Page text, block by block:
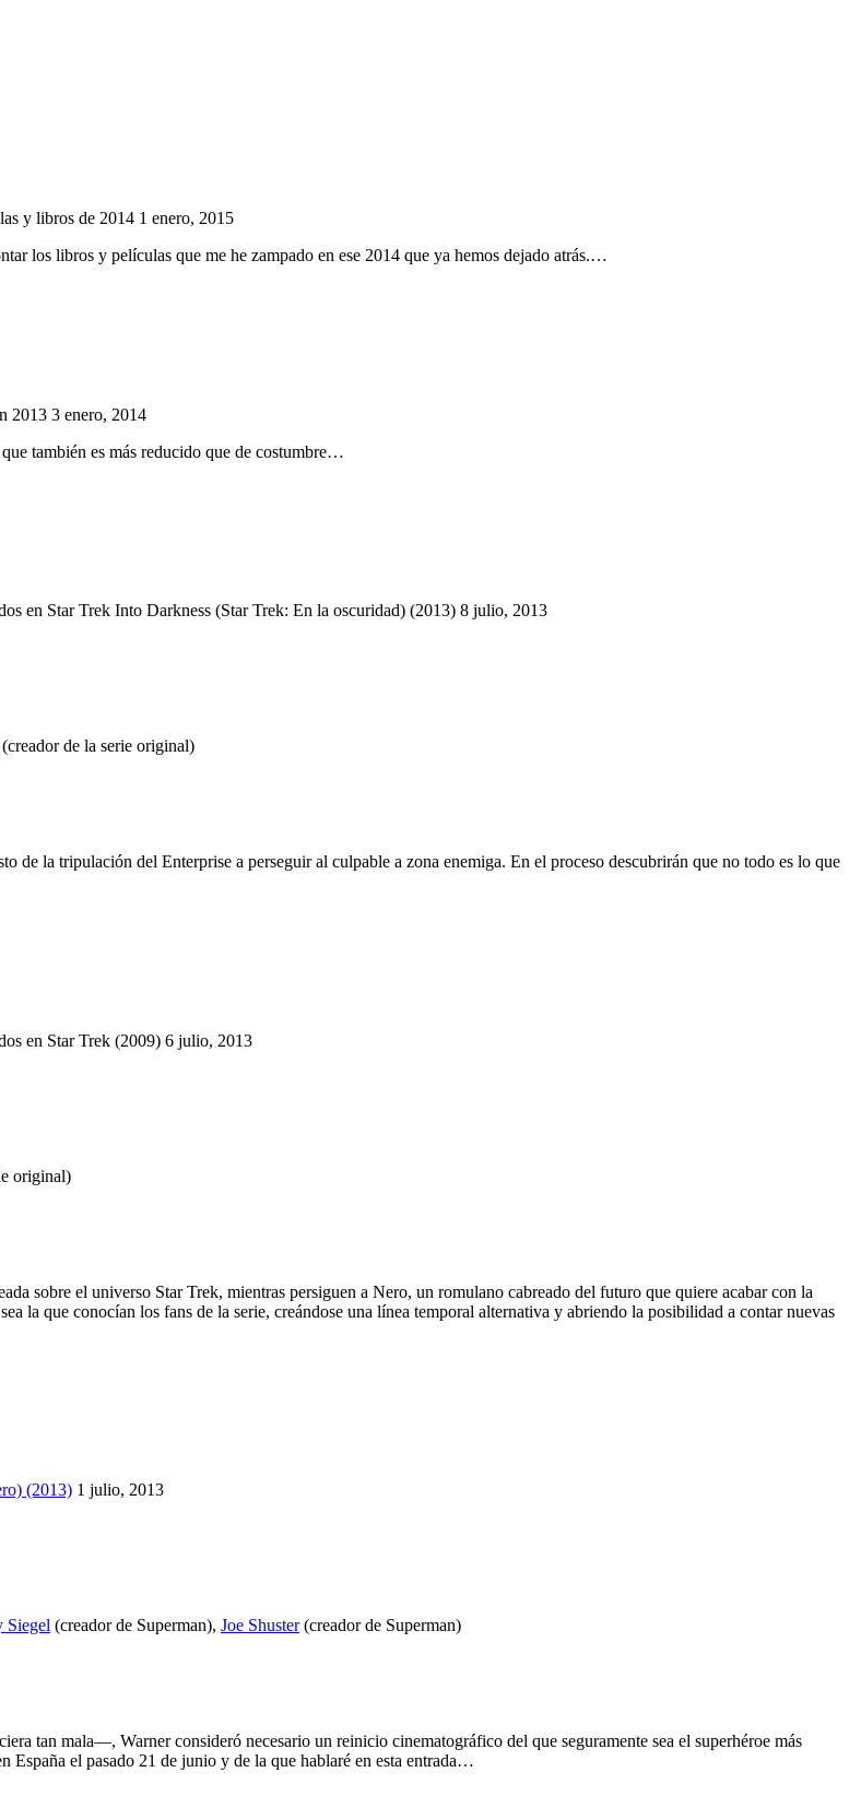
y libros de 2014 1 enero, 2015
los libros y películas que me he zampado en ese 2014 que ya hemos dejado atrás.…
2013 3 enero, 2014
también es más reducido que de costumbre…
en Star Trek Into Darkness (Star Trek: En la oscuridad) (2013) 8 julio, 2013
(creador de la serie original)
de la tripulación del Enterprise a perseguir al culpable a zona enemiga. En el proceso descubrirán que no todo es lo que
en Star Trek (2009) 6 julio, 2013
original)
sobre el universo Star Trek, mientras persiguen a Nero, un romulano cabreado del futuro que quiere acabar con la
la que conocían los fans de la serie, creándose una línea temporal alternativa y abriendo la posibilidad a contar nuevas
(2013) 1 julio, 2013
Siegel (creador de Superman), Joe Shuster(creador de Superman)
tan mala—, Warner consideró necesario un reinicio cinematográfico del que seguramente sea el superhéroe más
España el pasado 21 de junio y de la que hablaré en esta entrada…